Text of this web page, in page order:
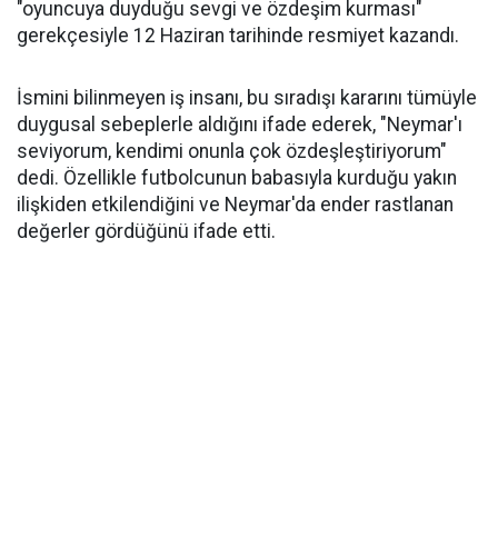
"oyuncuya duyduğu sevgi ve özdeşim kurması"
gerekçesiyle 12 Haziran tarihinde resmiyet kazandı.
İsmini bilinmeyen iş insanı, bu sıradışı kararını tümüyle
duygusal sebeplerle aldığını ifade ederek, "Neymar'ı
seviyorum, kendimi onunla çok özdeşleştiriyorum"
dedi. Özellikle futbolcunun babasıyla kurduğu yakın
ilişkiden etkilendiğini ve Neymar'da ender rastlanan
değerler gördüğünü ifade etti.